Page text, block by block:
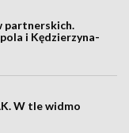
partnerskich.
i Kędzierzyna-
W tle widmo